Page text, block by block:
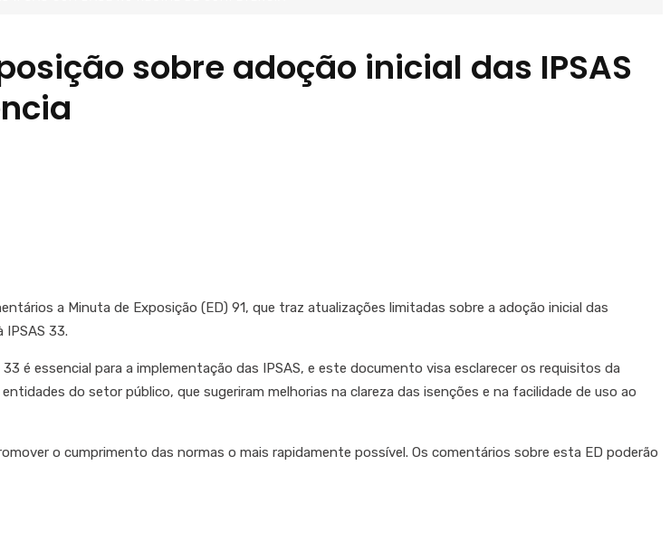
sobre adoção inicial das IPSAS
a Minuta de Exposição (ED) 91, que traz atualizações limitadas sobre a adoção inicial das
33.
é essencial para a implementação das IPSAS, e este documento visa esclarecer os requisitos da
do setor público, que sugeriram melhorias na clareza das isenções e na facilidade de uso ao
o cumprimento das normas o mais rapidamente possível. Os comentários sobre esta ED poderão